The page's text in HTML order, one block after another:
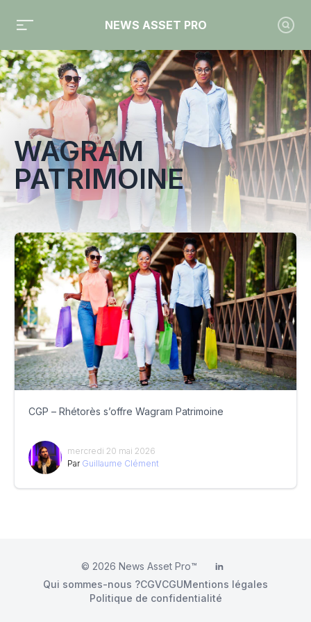
NEWS ASSET PRO
Toute l'actualité sur le tag "Wagram Patrimoine"
WAGRAM
PATRIMOINE
CGP – Rhétorès s’offre Wagram Patrimoine
mercredi 20 mai 2026
Par Guillaume Clément
© 2026 News Asset Pro™ LinkedIn
Qui sommes-nous ?CGVCGUMentions légales
Politique de confidentialité